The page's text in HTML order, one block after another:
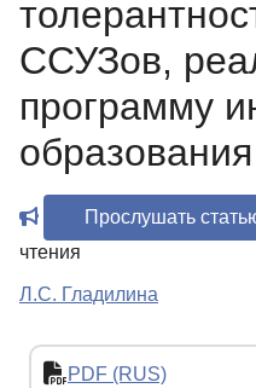
ССУЗов,
программу
образования
Прослушать
чтения
Л.С. Гладилина
PDF (RUS)